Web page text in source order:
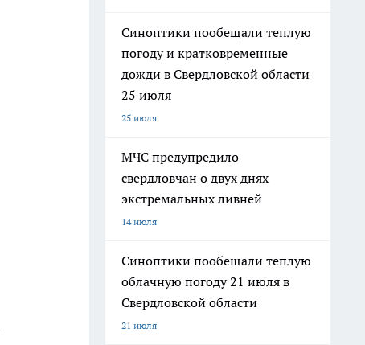
Синоптики пообещали теплую
погоду и кратковременные
дожди в Свердловской области
25 июля
25 июля
МЧС предупредило
свердловчан о двух днях
экстремальных ливней
14 июля
Синоптики пообещали теплую
облачную погоду 21 июля в
Свердловской области
21 июля